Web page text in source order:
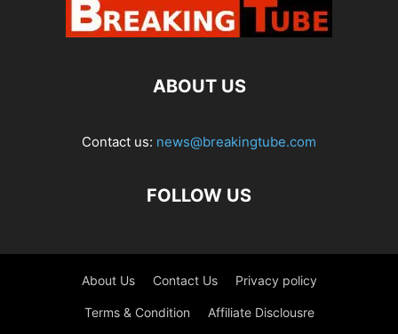
ABOUT US
Contact us: news@breakingtube.com
FOLLOW US
About Us Contact Us Privacy policy
Terms & Condition Affiliate Disclousre